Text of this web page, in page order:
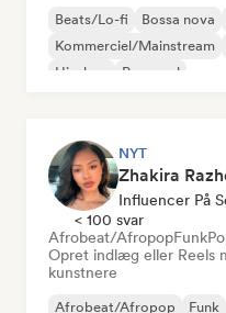
Beats/Lo-fi Bossa nova
Kommerciel/Mainstream
Hip-hop
Pop-soul
NYT
Zhakira
Influencer På
< 100 svar
Afrobeat/AfropopFunk
Opret indlæg eller Reels
kunstnere
Afrobeat/Afropop Funk